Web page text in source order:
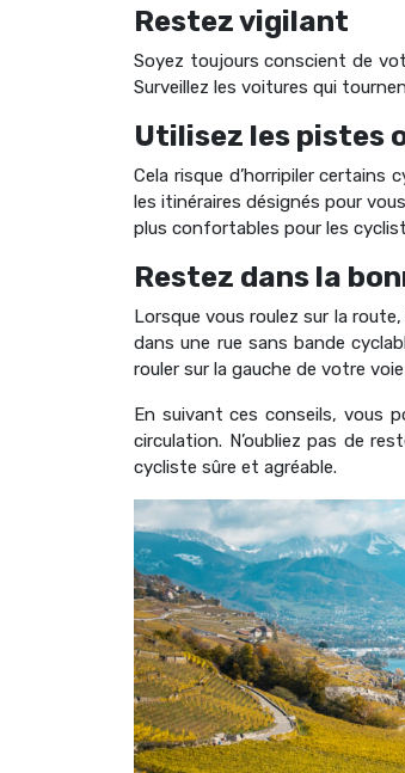
Restez vigilant
Soyez toujours conscient de
Surveillez les voitures qui
Utilisez les pistes
Cela risque d’horripiler
les itinéraires désignés pour
plus confortables pour les
Restez dans la
Lorsque vous roulez sur la
dans une rue sans bande
rouler sur la gauche de votre
En suivant ces conseils, vous
circulation. N’oubliez pas de
cycliste sûre et agréable.